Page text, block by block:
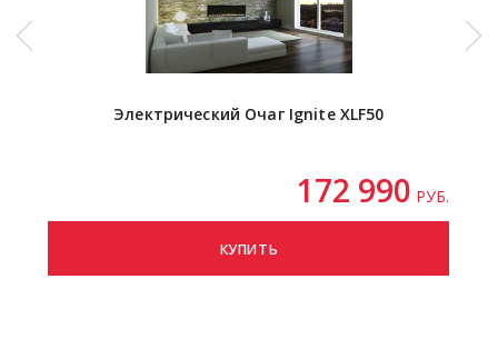
Электрический Очаг Ignite XLF50
172 990 РУБ.
КУПИТЬ